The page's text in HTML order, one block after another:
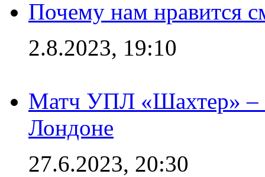
Почему нам нравится
2.8.2023, 19:10
Матч УПЛ «Шахтер» –
Лондоне
27.6.2023, 20:30